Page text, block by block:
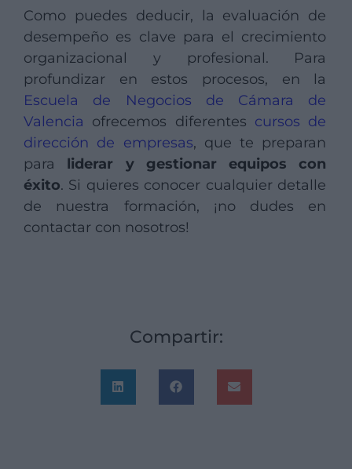
Como puedes deducir, la evaluación de
desempeño es clave para el crecimiento
organizacional y profesional. Para
profundizar en estos procesos, en la
Escuela de Negocios de Cámara de
Valencia ofrecemos diferentes cursos de
dirección de empresas, que te preparan
para liderar y gestionar equipos con
éxito. Si quieres conocer cualquier detalle
de nuestra formación, ¡no dudes en
contactar con nosotros!
Compartir: